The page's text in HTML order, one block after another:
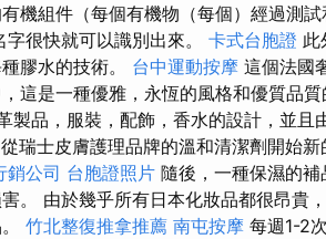
機組件（每個有機物（每個）經過測
很快就可以識別出來。 卡式台胞證 此
膠水的技術。 台中運動按摩 這個法國
這是一種優雅，永恆的風格和優質品質
製品，服裝，配飾，香水的設計，並且
從瑞士皮膚護理品牌的溫和清潔劑開始
銷公司 台胞證照片 隨後，一種保濕的
。 由於幾乎所有日本化妝品都很昂貴
竹北整復推拿推薦 南屯按摩 每週1-2